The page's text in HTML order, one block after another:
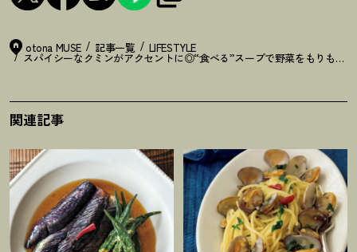
otona MUSE 記事一覧 LIFESTYLE
スパイシーなクミンがアクセントに◎“食べる”スープで野菜をもりもり
関連記事